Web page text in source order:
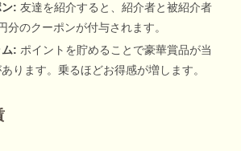
: 友達を紹介すると、紹介者と被紹介者
分のクーポンが付与されます。
: ポイントを貯めることで豪華賞品が当
ります。乗るほどお得感が増します。